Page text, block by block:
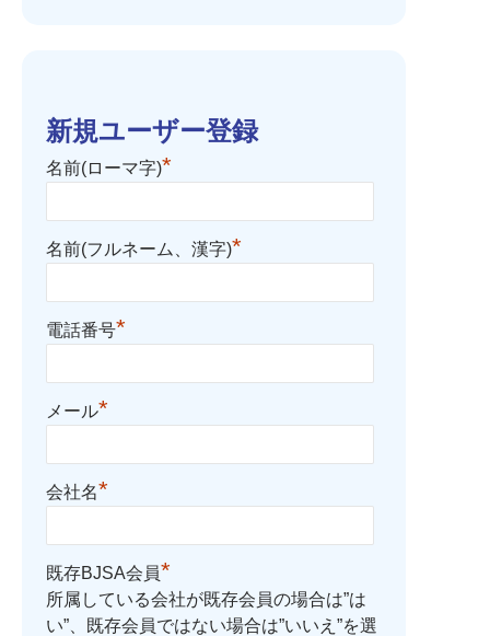
新規ユーザー登録
名前(ローマ字)*
名前(フルネーム、漢字)*
電話番号*
メール*
会社名*
既存BJSA会員*
所属している会社が既存会員の場合は”は
い”、既存会員ではない場合は”いいえ”を選